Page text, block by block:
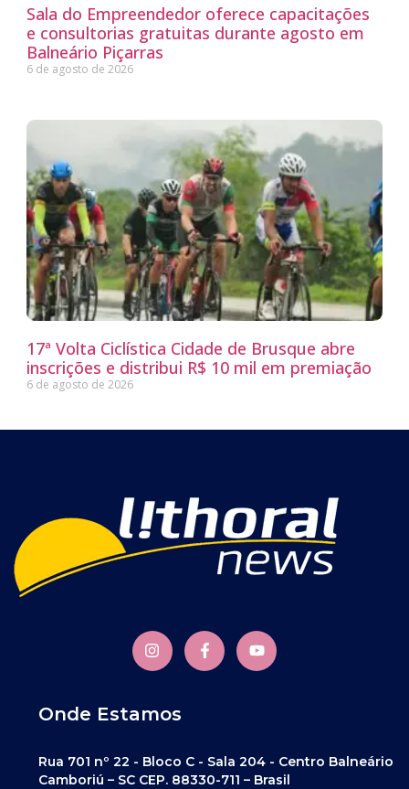
Sala do Empreendedor oferece capacitações
e consultorias gratuitas durante agosto em
Balneário Piçarras
6 de agosto de 2026
17ª Volta Ciclística Cidade de Brusque abre
inscrições e distribui R$ 10 mil em premiação
6 de agosto de 2026
Onde Estamos
Rua 701 nº 22 - Bloco C - Sala 204 - Centro Balneário
Camboriú – SC CEP. 88330-711 – Brasil